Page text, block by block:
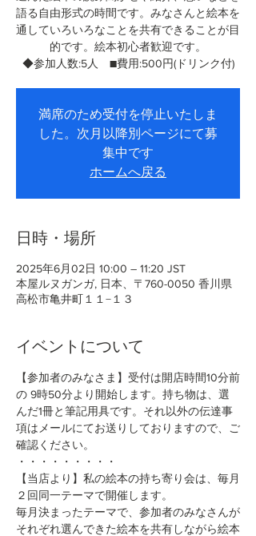
語る自由形式の時間です。みなさんと絵本を
通していろいろなことを共有できることが目
的です。絵本初心者歓迎です。
◆参加人数:5人 ■費用:500円(ドリンク付)
満席のため受付を停止いたしま
した。次月以降別ページにて募
集中です
ホームへ戻る
日時・場所
2025年6月02日 10:00 – 11:20 JST
本屋ルヌガンガ, 日本、〒760-0050 香川県
高松市亀井町１１−１３
イベントについて
【参加者のみなさま】受付は開店時間10分前
の 9時50分より開始します。持ち物は、選
んだ1冊と筆記用具です。それ以外の伝達事
項はメールにてお送りしておりますので、ご
確認ください。
・・・・・・・・・
【当店より】私の絵本の持ち寄り会は、毎月
２回同一テーマで開催します。
毎月決まったテーマで、参加者のみなさんが
それぞれ選んできた絵本を共有しながら絵本